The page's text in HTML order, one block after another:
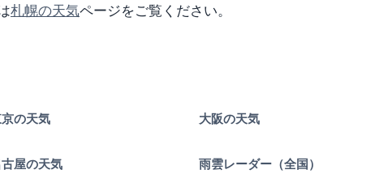
札幌の天気ページをご覧ください。
の天気 大阪の天気
屋の天気 雨雲レーダー（全国）